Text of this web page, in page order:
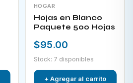
HOGAR
Hojas en Blanco
Paquete 500 Hojas
$95.00
Stock: 7 disponibles
+ Agregar al carrito